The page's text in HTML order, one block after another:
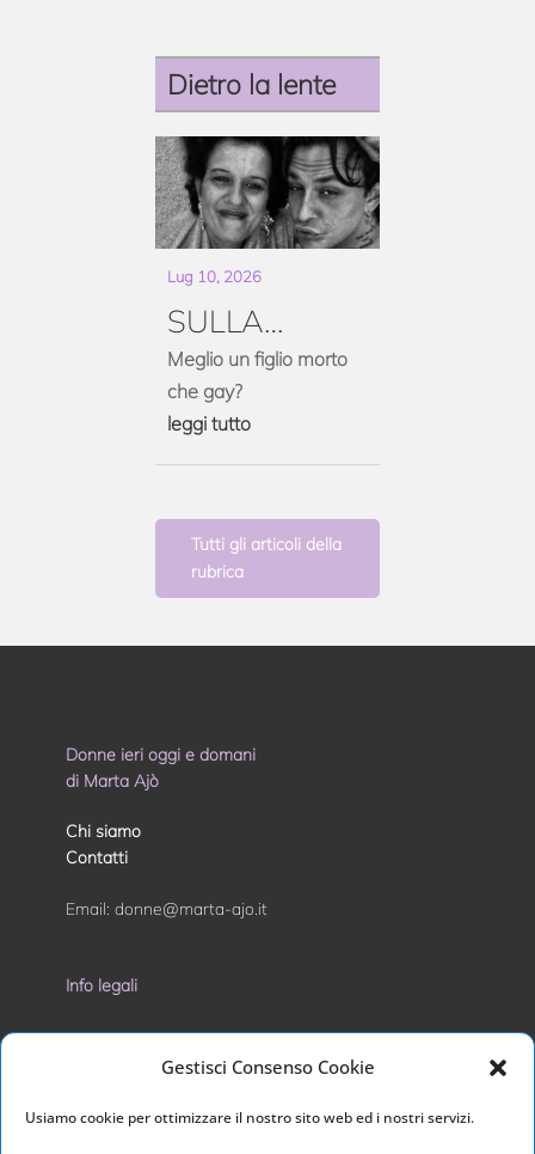
Gestisci Consenso Cookie
Usiamo cookie per ottimizzare il nostro sito web ed i nostri servizi.
Dietro la lente
Lug 10, 2026
SULLA
TRAGEDIA
DEL DUPLICE
MORICONI.
OVVERO
ODIARE LA
Meglio un figlio morto
che gay?
leggi tutto
Tutti gli articoli della
rubrica
Donne ieri oggi e domani
di Marta Ajò
Chi siamo
Contatti
Email: donne@marta-ajo.it
Info legali
Privacy Policy
Cookie Policy